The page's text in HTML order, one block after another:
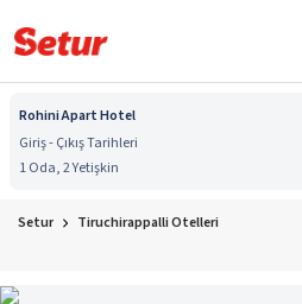
Rohini Apart Hotel
Giriş - Çıkış Tarihleri
1 Oda, 2 Yetişkin
Setur Tiruchirappalli Otelleri